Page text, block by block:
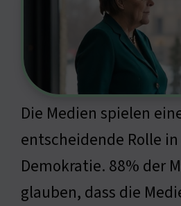
Die Medien spielen
entscheidende Rolle
Demokratie. 88% der
glauben, dass die